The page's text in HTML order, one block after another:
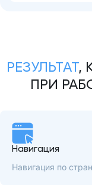
РЕЗУЛЬТАТ,
ПРИ
Навигация
Навигация по